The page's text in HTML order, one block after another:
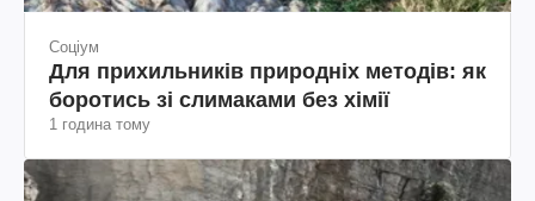
Соціум
Для прихильників природніх методів: як
боротись зі слимаками без хімії
1 година тому